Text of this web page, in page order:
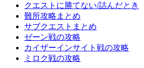
クエストに勝てない/詰んだとき
難所攻略まとめ
サブクエストまとめ
ゼーン戦の攻略
カイザーインサイト戦の攻略
ミロク戦の攻略